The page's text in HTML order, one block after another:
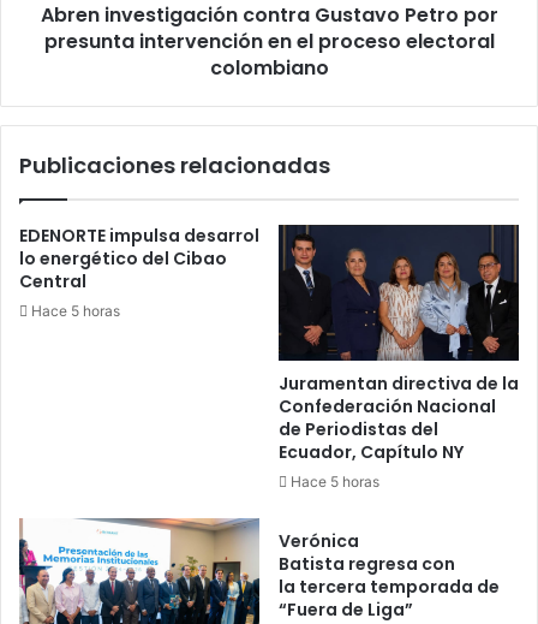
proceso
Abren investigación contra Gustavo Petro por
presunta intervención en el proceso electoral
colombiano
Publicaciones relacionadas
EDENORTE impulsa desarrol
lo energético del Cibao
Central
Hace 5 horas
Juramentan directiva de la
Confederación Nacional
de Periodistas del
Ecuador, Capítulo NY
Hace 5 horas
Verónica
Batista regresa con
la tercera temporada de
“Fuera de Liga”